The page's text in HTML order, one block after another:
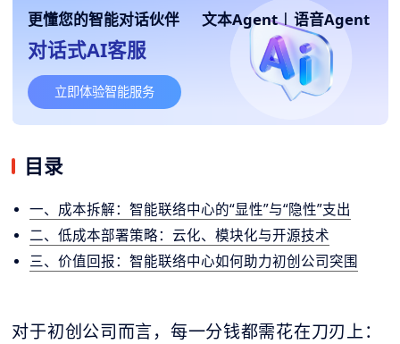
更懂您的智能对话伙伴 文本Agent | 语音Agent
对话式AI客服
立即体验智能服务
目录
一、成本拆解：智能联络中心的“显性”与“隐性”支出
二、低成本部署策略：云化、模块化与开源技术
三、价值回报：智能联络中心如何助力初创公司突围
对于初创公司而言，每一分钱都需花在刀刃上：